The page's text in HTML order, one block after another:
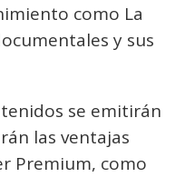
como La
y sus
se emitirán
las ventajas
Premium, como